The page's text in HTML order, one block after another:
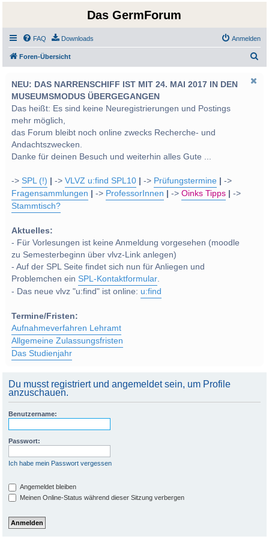
Das GermForum
FAQ Downloads Anmelden
Foren-Übersicht
NEU: DAS NARRENSCHIFF IST MIT 24. MAI 2017 IN DEN
MUSEUMSMODUS ÜBERGEGANGEN
Das heißt: Es sind keine Neuregistrierungen und Postings
mehr möglich,
das Forum bleibt noch online zwecks Recherche- und
Andachtszwecken.
Danke für deinen Besuch und weiterhin alles Gute ...
->SPL (!) ->VLVZ u:find SPL10 -> Prüfungstermine
->
Fragensammlungen
-> ProfessorInnen ->Oinks Tipps
->
Stammtisch?
Aktuelles:
- Für Vorlesungen ist keine Anmeldung vorgesehen (moodle
zu Semesterbeginn über vlvz-Link anlegen)
- Auf der SPL Seite findet sich nun für Anliegen und
Problemchen einSPL-Kontaktformular.
- Das neue vlvz "u:find" ist online: u:find
Termine/Fristen:
Aufnahmeverfahren Lehramt
Allgemeine Zulassungsfristen
Das Studienjahr
Du musst registriert und angemeldet sein, um Profile
anzuschauen.
Benutzername:
Passwort:
Ich habe mein Passwort vergessen
Angemeldet bleiben
Meinen Online-Status während dieser Sitzung verbergen